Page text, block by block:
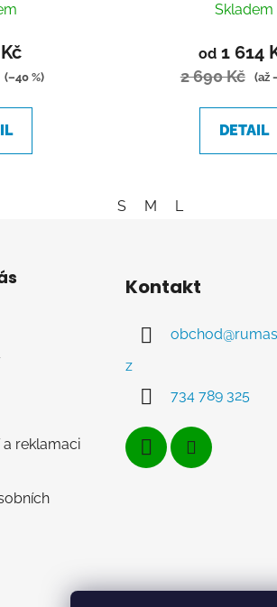
(–40 %)
je
5
Skladem
od 1 614
2 690 Kč (až
DETAIL
S M L
reklamaci
Kontakt
obchod@
z
734 789 325